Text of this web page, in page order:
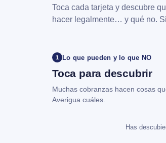
Toca cada tarjeta y descubre
hacer legalmente… y qué no.
1 Lo que pueden y lo que NO
Toca para descubrir
Muchas cobranzas hacen cosas
Averigua cuáles.
Has